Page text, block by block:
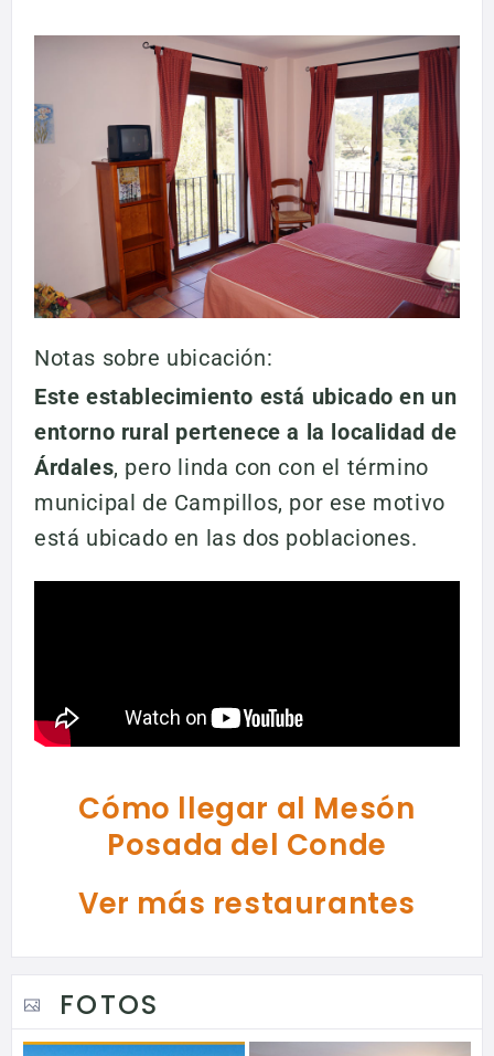
Notas sobre ubicación:
Este establecimiento está ubicado en un
entorno rural pertenece a la localidad de
Árdales, pero linda con con el término
municipal de Campillos, por ese motivo
está ubicado en las dos poblaciones.
Cómo llegar al Mesón
Posada del Conde
Ver más restaurantes
FOTOS